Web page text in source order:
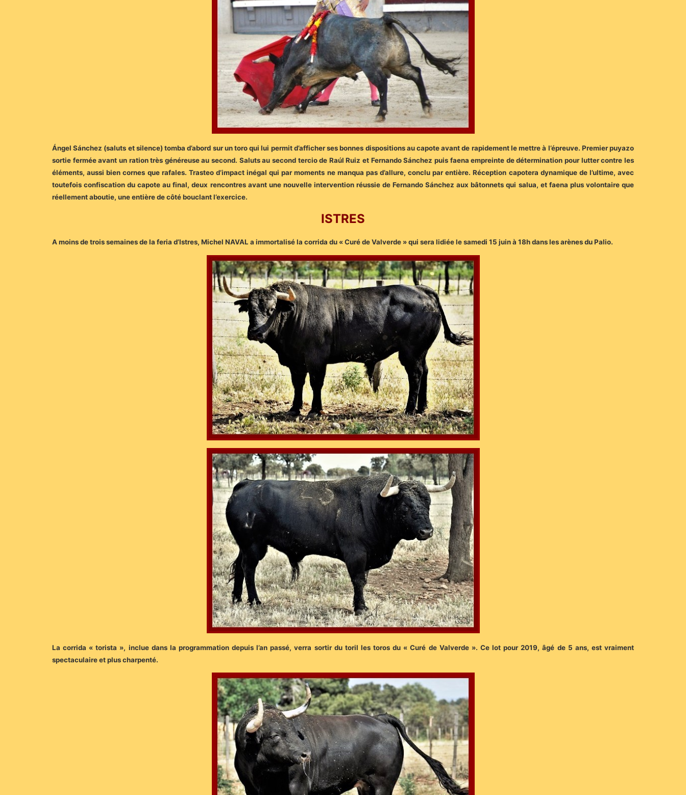
Ángel Sánchez (saluts et silence) tomba d’abord sur un toro qui lui permit d’afficher ses bonnes dispositions au capote avant de rapidement le mettre à l’épreuve. Premier puyazo
sortie fermée avant un ration très généreuse au second. Saluts au second tercio de Raúl Ruiz et Fernando Sánchez puis faena empreinte de détermination pour lutter contre les
éléments, aussi bien cornes que rafales. Trasteo d’impact inégal qui par moments ne manqua pas d’allure, conclu par entière. Réception capotera dynamique de l’ultime, avec
toutefois confiscation du capote au final, deux rencontres avant une nouvelle intervention réussie de Fernando Sánchez aux bâtonnets qui salua, et faena plus volontaire que
réellement aboutie, une entière de côté bouclant l’exercice.
ISTRES
A moins de trois semaines de la feria d’Istres, Michel NAVAL a immortalisé la corrida du « Curé de Valverde » qui sera lidiée le samedi 15 juin à 18h dans les arènes du Palio.
La corrida « torista », inclue dans la programmation depuis l’an passé, verra sortir du toril les toros du « Curé de Valverde ». Ce lot pour 2019, âgé de 5 ans, est vraiment
spectaculaire et plus charpenté.